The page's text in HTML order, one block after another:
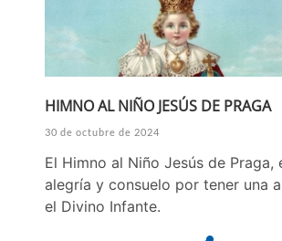
HIMNO AL NIÑO JESÚS DE PRAGA
30 de octubre de 2024
El Himno al Niño Jesús de Praga,
alegría y consuelo por tener una
el Divino Infante.